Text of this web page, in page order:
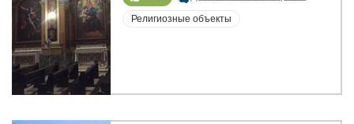
Религиозные объекты